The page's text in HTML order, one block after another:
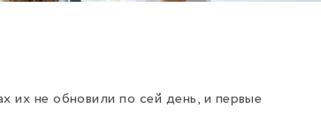
их не обновили по сей день, и первые